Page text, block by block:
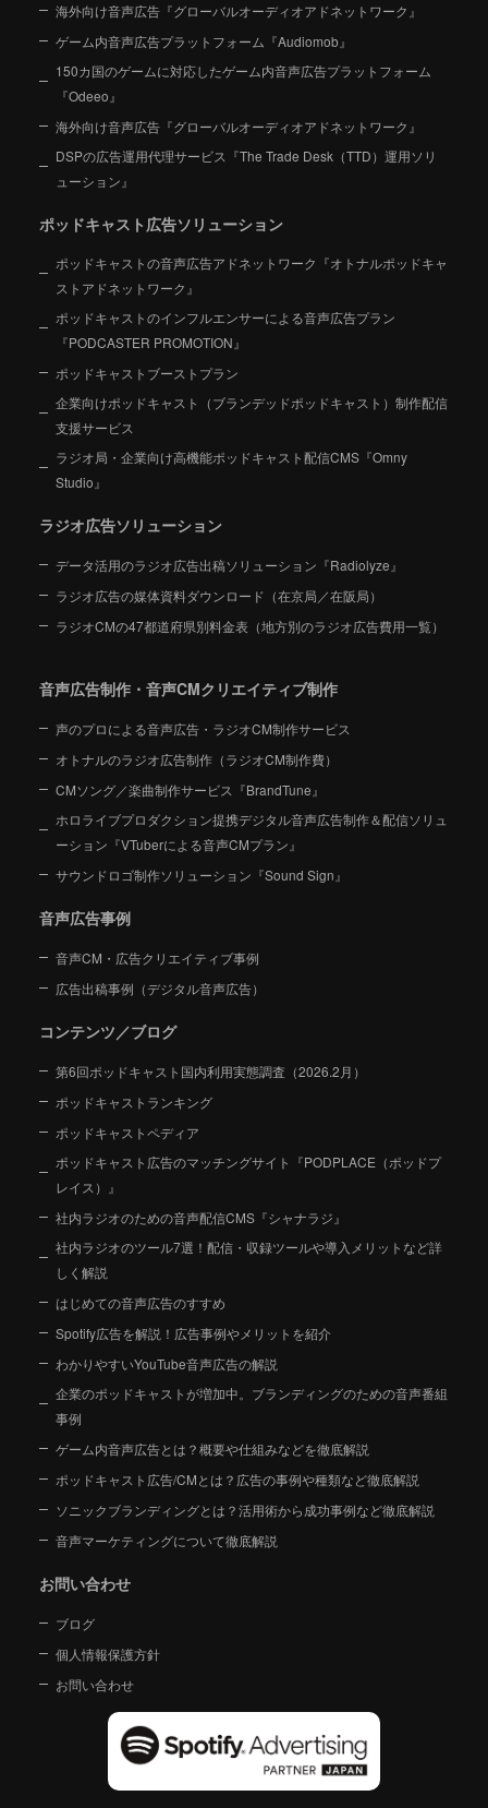
海外向け音声広告『グローバルオーディオアドネットワーク』
ゲーム内音声広告プラットフォーム『Audiomob』
150カ国のゲームに対応したゲーム内音声広告プラットフォーム
『Odeeo』
海外向け音声広告『グローバルオーディオアドネットワーク』
DSPの広告運用代理サービス『The Trade Desk（TTD）運用ソリ
ューション』
ポッドキャスト広告ソリューション
ポッドキャストの音声広告アドネットワーク『オトナルポッドキャ
ストアドネットワーク』
ポッドキャストのインフルエンサーによる音声広告プラン
『PODCASTER PROMOTION』
ポッドキャストブーストプラン
企業向けポッドキャスト（ブランデッドポッドキャスト）制作配信
支援サービス
ラジオ局・企業向け高機能ポッドキャスト配信CMS『Omny
Studio』
ラジオ広告ソリューション
データ活用のラジオ広告出稿ソリューション『Radiolyze』
ラジオ広告の媒体資料ダウンロード（在京局／在阪局）
ラジオCMの47都道府県別料金表（地方別のラジオ広告費用一覧）
音声広告制作・音声CMクリエイティブ制作
声のプロによる音声広告・ラジオCM制作サービス
オトナルのラジオ広告制作（ラジオCM制作費）
CMソング／楽曲制作サービス『BrandTune』
ホロライブプロダクション提携デジタル音声広告制作＆配信ソリュ
ーション 『VTuberによる音声CMプラン』
サウンドロゴ制作ソリューション『Sound Sign』
音声広告事例
音声CM・広告クリエイティブ事例
広告出稿事例（デジタル音声広告）
コンテンツ／ブログ
第6回ポッドキャスト国内利用実態調査（2026.2月）
ポッドキャストランキング
ポッドキャストペディア
ポッドキャスト広告のマッチングサイト『PODPLACE（ポッドプ
レイス）』
社内ラジオのための音声配信CMS『シャナラジ』
社内ラジオのツール7選！配信・収録ツールや導入メリットなど詳
しく解説
はじめての音声広告のすすめ
Spotify広告を解説！広告事例やメリットを紹介
わかりやすいYouTube音声広告の解説
企業のポッドキャストが増加中。ブランディングのための音声番組
事例
ゲーム内音声広告とは？概要や仕組みなどを徹底解説
ポッドキャスト広告/CMとは？広告の事例や種類など徹底解説
ソニックブランディングとは？活用術から成功事例など徹底解説
音声マーケティングについて徹底解説
お問い合わせ
ブログ
個人情報保護方針
お問い合わせ